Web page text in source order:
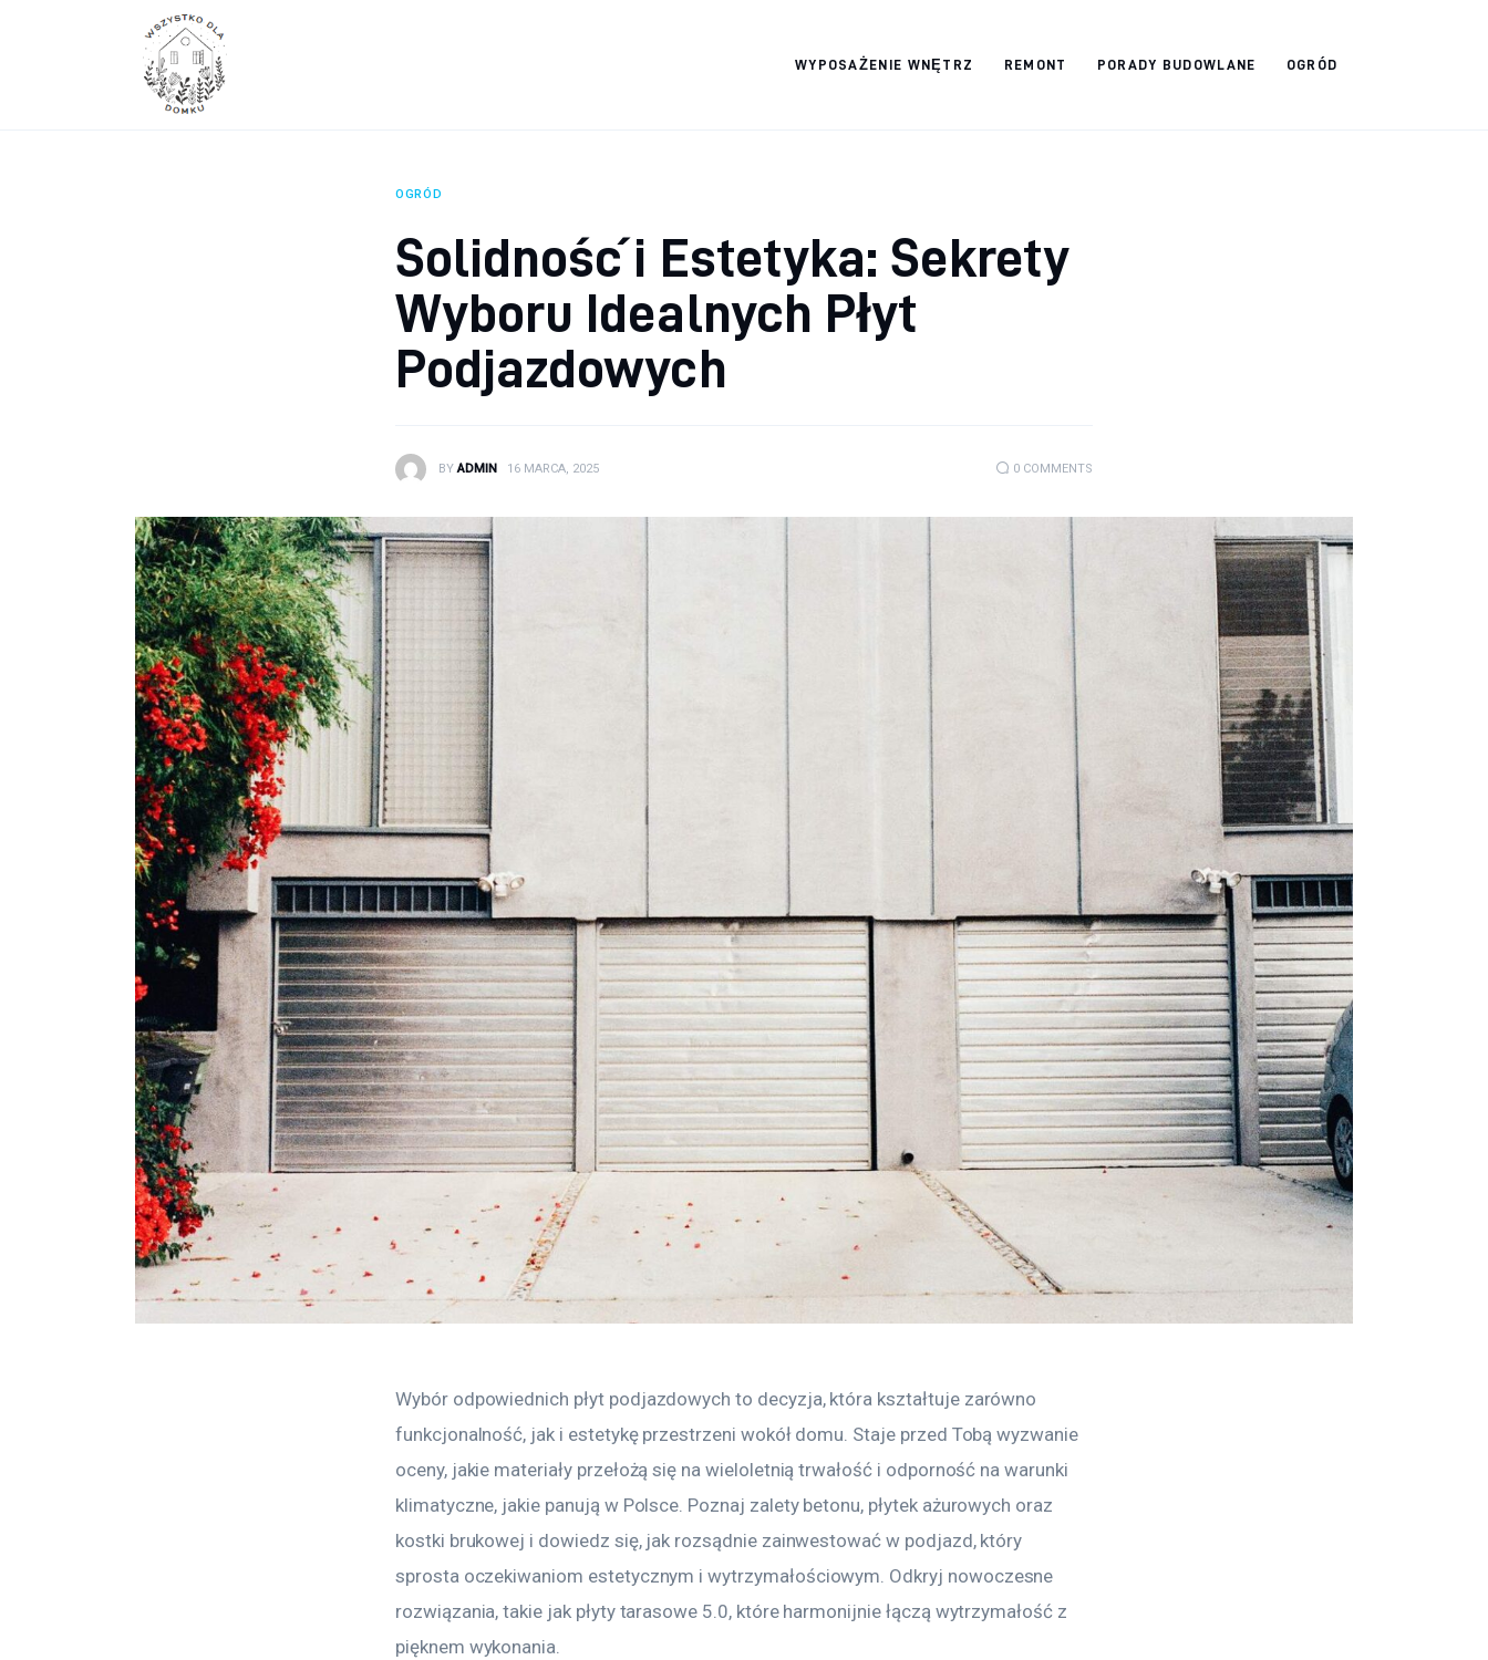
WYPOSAŻENIE WNĘTRZ REMONT PORADY BUDOWLANE OGRÓD
Wyposażenie wnętrz
OGRÓD
Solidność i Estetyka: Sekrety
Wyboru Idealnych Płyt
Podjazdowych
BY ADMIN 16 MARCA, 2025 0 COMMENTS
Wybór odpowiednich płyt podjazdowych to decyzja, która kształtuje zarówno
funkcjonalność, jak i estetykę przestrzeni wokół domu. Staje przed Tobą wyzwanie
oceny, jakie materiały przełożą się na wieloletnią trwałość i odporność na warunki
klimatyczne, jakie panują w Polsce. Poznaj zalety betonu, płytek ażurowych oraz
kostki brukowej i dowiedz się, jak rozsądnie zainwestować w podjazd, który
sprosta oczekiwaniom estetycznym i wytrzymałościowym. Odkryj nowoczesne
rozwiązania, takie jak płyty tarasowe 5.0, które harmonijnie łączą wytrzymałość z
pięknem wykonania.